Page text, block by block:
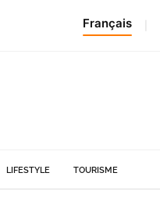
Français
LIFESTYLE TOURISME